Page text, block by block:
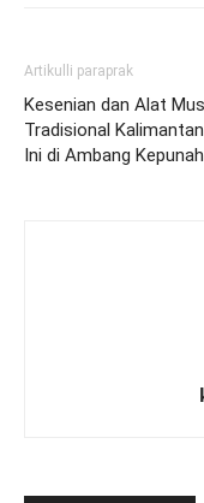
Artikulli paraprak
Kesenian dan Alat
Tradisional
Ini di Ambang